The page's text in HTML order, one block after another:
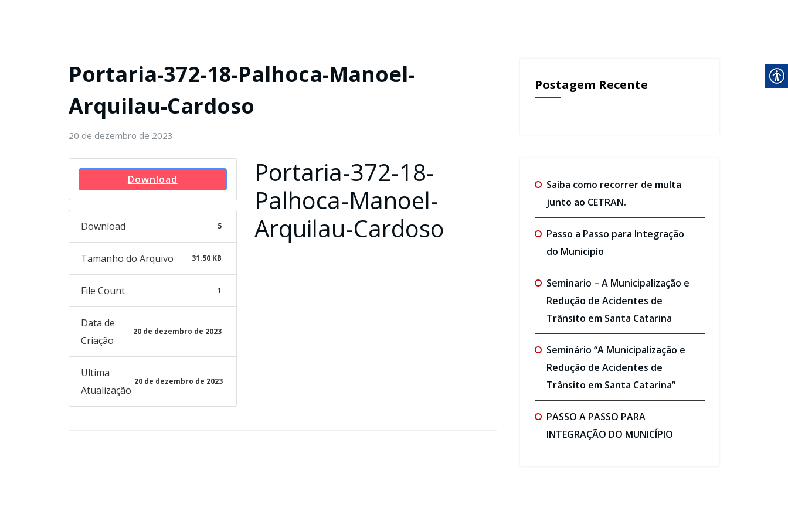
Portaria-372-18-Palhoca-Manoel-
Arquilau-Cardoso
20 de dezembro de 2023
Download
Download 5
Tamanho do Arquivo 31.50 KB
File Count 1
Data de
Criação
20 de dezembro de 2023
Ultima
Atualização
20 de dezembro de 2023
Portaria-372-18-
Palhoca-Manoel-
Arquilau-Cardoso
Postagem Recente
Saiba como recorrer de multa
junto ao CETRAN.
Passo a Passo para Integração
do Municipío
Seminario – A Municipalização e
Redução de Acidentes de
Trânsito em Santa Catarina
Seminário “A Municipalização e
Redução de Acidentes de
Trânsito em Santa Catarina”
PASSO A PASSO PARA
INTEGRAÇÃO DO MUNICÍPIO